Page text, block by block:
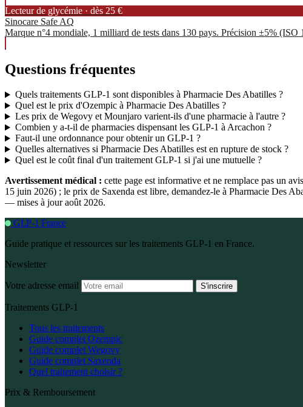
Lecteur de glycémie · dès 25 €
Sinocare Safe AQ
Marque n°4 mondiale, 1 milliard de tests dans 130 pays. Précision ±5%
Questions fréquentes
Quels traitements GLP-1 sont disponibles à Pharmacie Des Abatilles ?
Quel est le prix d'Ozempic à Pharmacie Des Abatilles ?
Les prix de Wegovy et Mounjaro varient-ils d'une pharmacie à l'autre ?
Combien y a-t-il de pharmacies dispensant les GLP-1 à Arcachon ?
Faut-il une ordonnance pour obtenir un GLP-1 ?
Quelles alternatives si Pharmacie Des Abatilles est en rupture de stock ?
Quel est le coût final d'un traitement GLP-1 si j'ai une mutuelle ?
Avertissement médical : cette page est informative et ne remplace pas un
15 juin 2026) ; le prix de Saxenda est libre, demandez-le à Pharmacie Des
— mises à jour août 2026.
GLP-1 France
Guide pratique et ressources sur les traitements GLP-1 en France.
Newsletter
Votre adresse email S'inscrire
Traitements GLP-1
Tous les traitements
Guide complet Ozempic
Guide complet Wegovy
Guide complet Saxenda
Quel traitement choisir ?
Prix & Remboursement